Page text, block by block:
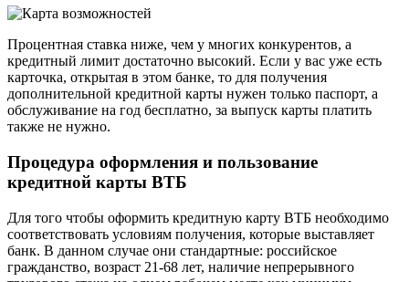
Процентная ставка ниже, чем у многих конкурентов, а
кредитный лимит достаточно высокий. Если у вас уже есть
карточка, открытая в этом банке, то для получения
дополнительной кредитной карты нужен только паспорт, а
обслуживание на год бесплатно, за выпуск карты платить
также не нужно.
Процедура оформления и пользование
кредитной карты ВТБ
Для того чтобы оформить кредитную карту ВТБ необходимо
соответствовать условиям получения, которые выставляет
банк. В данном случае они стандартные: российское
гражданство, возраст 21-68 лет, наличие непрерывного